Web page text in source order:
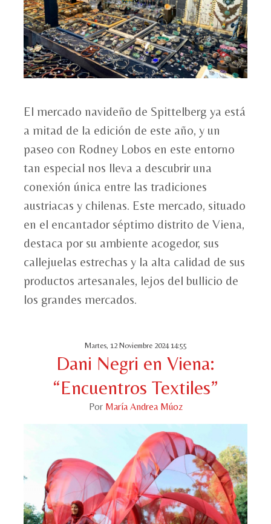
El mercado navideño de Spittelberg ya está
a mitad de la edición de este año, y un
paseo con Rodney Lobos en este entorno
tan especial nos lleva a descubrir una
conexión única entre las tradiciones
austriacas y chilenas. Este mercado, situado
en el encantador séptimo distrito de Viena,
destaca por su ambiente acogedor, sus
callejuelas estrechas y la alta calidad de sus
productos artesanales, lejos del bullicio de
los grandes mercados.
Martes, 12 Noviembre 2024 14:55
Dani Negri en Viena:
“Encuentros Textiles”
Por María Andrea Múoz